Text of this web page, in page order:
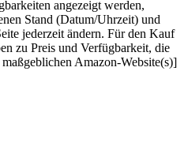
angezeigt werden,
Stand (Datum/Uhrzeit) und
jederzeit ändern. Für den Kauf
zu Preis und Verfügbarkeit, die
Amazon-Website(s)]